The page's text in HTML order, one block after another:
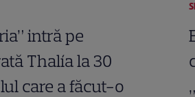
intră pe
Thalía la 30
care a făcut-o